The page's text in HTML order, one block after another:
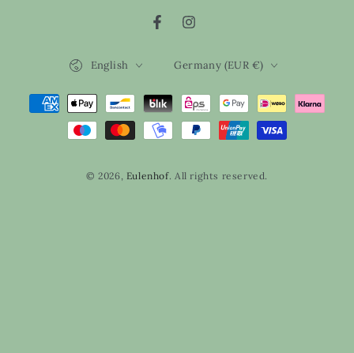
FacebookInstagram
© 2026, Eulenhof. All rights reserved.
English Germany (EUR €)
Payment
methods